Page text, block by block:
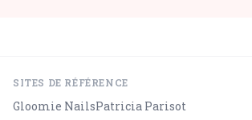
SITES DE RÉFÉRENCE
Gloomie NailsPatricia Parisot